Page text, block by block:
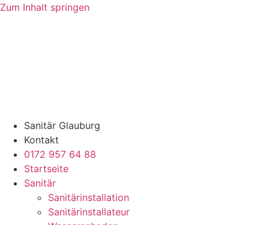
Zum Inhalt springen
Sanitär Glauburg
Kontakt
0172 957 64 88
Startseite
Sanitär
Sanitärinstallation
Sanitärinstallateur